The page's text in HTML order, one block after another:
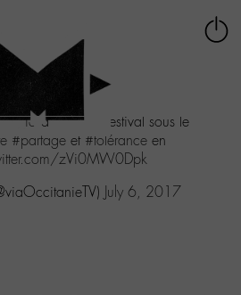
à @CarcaFestival sous le
#partage et #tolérance en
zVi0MW0Dpk
July 6, 2017